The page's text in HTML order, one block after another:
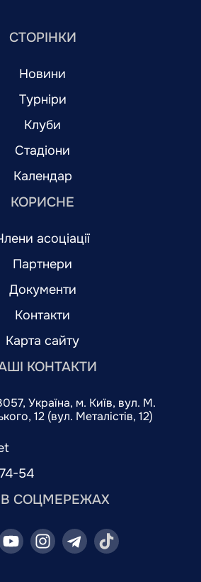
СТОРІНКИ
Новини
Турніри
Клуби
Стадіони
Календар
КОРИСНЕ
асоціації
Партнери
Документи
Контакти
Карта сайту
КОНТАКТИ
Україна, м. Київ, вул. М.
12 (вул. Металістів, 12)
54
СОЦМЕРЕЖАХ